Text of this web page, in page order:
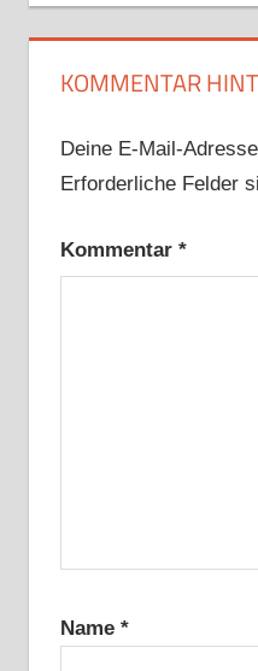
KOMMENTAR
Deine E-Mail-
Erforderliche Felder
Kommentar *
Name *